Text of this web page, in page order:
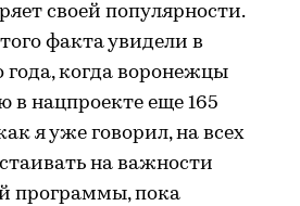
своей популярности.
факта увидели в
года, когда воронежцы
в нацпроекте еще 165
я уже говорил, на всех
на важности
программы, пока